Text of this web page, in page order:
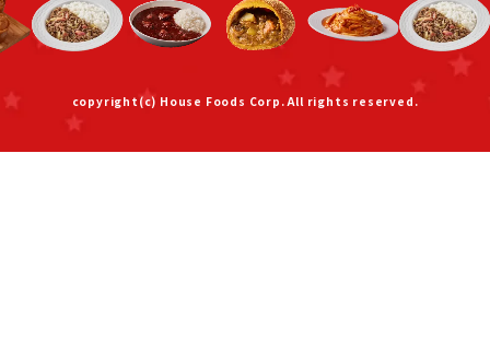
copyright(c) House Foods Corp. All rights reserved.